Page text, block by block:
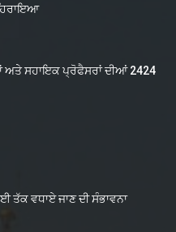
ਅਤੇ ਸਹਾਇਕ ਪ੍ਰੋਫੈਸਰਾਂ ਦੀਆਂ 2424
ਤੱਕ ਵਧਾਏ ਜਾਣ ਦੀ ਸੰਭਾਵਨਾ